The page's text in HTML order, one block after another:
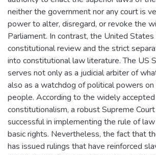
neither the government nor any court is
power to alter, disregard, or revoke the
Parliament. In contrast, the United
constitutional review and the strict
into constitutional law literature. The US
serves not only as a judicial arbiter of
also as a watchdog of political powers
people. According to the widely
constitutionalism, a robust Supreme
successful in implementing the rule of
basic rights. Nevertheless, the fact that
has issued rulings that have reinforced